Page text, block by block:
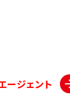
ージェント